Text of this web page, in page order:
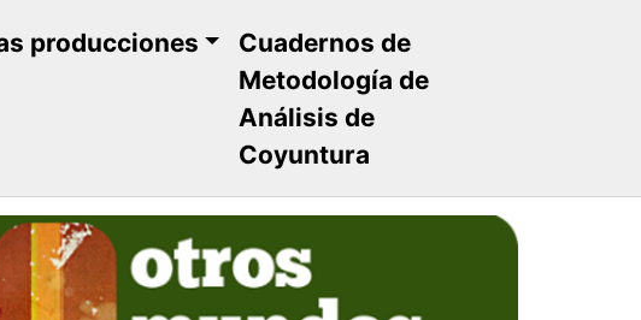
producciones
Cuadernos de
Metodología de
Análisis de
Coyuntura